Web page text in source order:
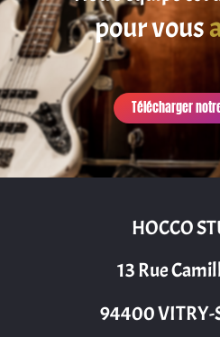
pour vous
Télécharger
HOCCO
13 Rue
94400 VITRY-